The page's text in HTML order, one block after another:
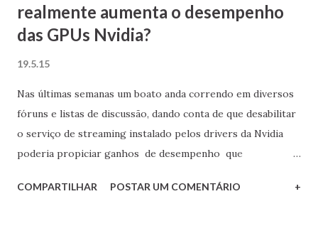
realmente aumenta o desempenho
das GPUs Nvidia?
19.5.15
Nas últimas semanas um boato anda correndo em diversos
fóruns e listas de discussão, dando conta de que desabilitar
o serviço de streaming instalado pelos drivers da Nvidia
poderia propiciar ganhos de desempenho que
história a limpo e nesta postagem vocês conferem as
COMPARTILHAR POSTAR UM COMENTÁRIO +